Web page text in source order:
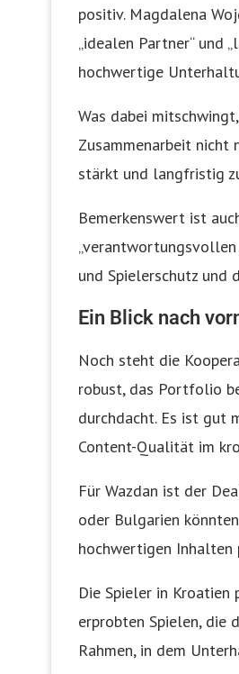
positiv. Magdalena
„idealen Partner“ und
hochwertige
Was dabei
Zusammenarbeit
stärkt und langfristig
Bemerkenswert ist
und Spielerschutz und
Ein Blick nach
Noch steht die
robust, das Portfolio
durchdacht. Es ist gut
Content-Qualität im
Für Wazdan ist der
oder Bulgarien
hochwertigen Inhalten
Die Spieler in
erprobten Spielen, die
Rahmen, in dem